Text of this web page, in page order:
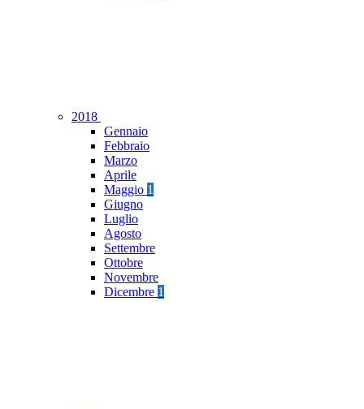
2018
Gennaio
Febbraio
Marzo
Aprile
Maggio 1
Giugno
Luglio
Agosto
Settembre
Ottobre
Novembre
Dicembre 1